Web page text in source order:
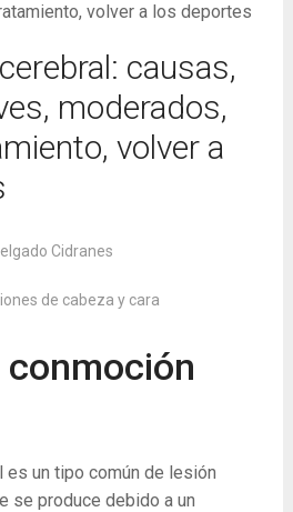
volver a los deportes
causas,
moderados,
volver a
Cidranes
de cabeza y cara
conmoción
es un tipo común de lesión
se produce debido a un